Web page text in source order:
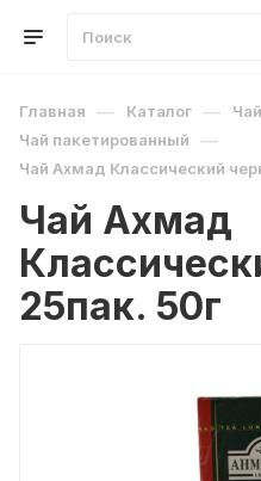
Главная — Каталог —
Чай пакетированный —
Чай Ахмад Классический
Чай Ахмад
25пак. 50г